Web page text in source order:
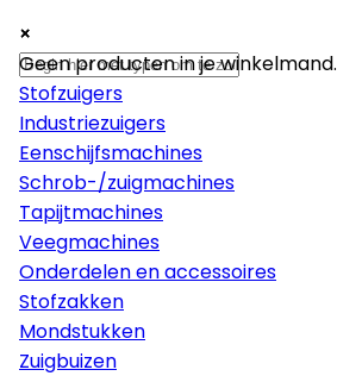
×
Machines
Stofzuigers
Industriezuigers
Eenschijfsmachines
Schrob-/zuigmachines
Tapijtmachines
Veegmachines
Onderdelen en accessoires
Stofzakken
Mondstukken
Zuigbuizen
×
×
Geen producten in je winkelmand.